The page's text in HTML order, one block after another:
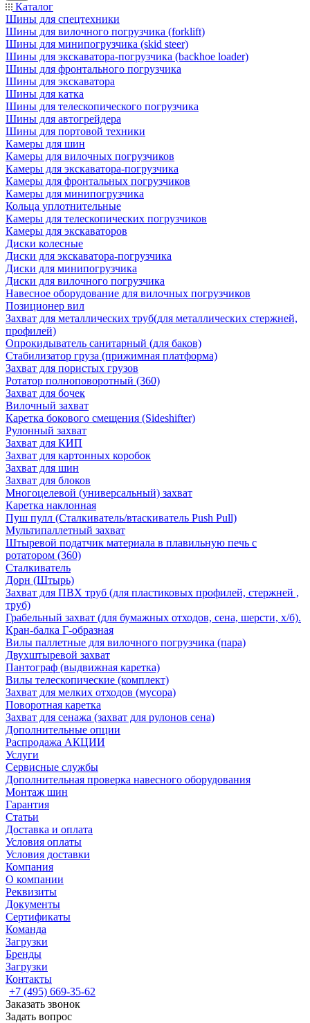
Каталог
Шины для спецтехники
Шины для вилочного погрузчика (forklift)
Шины для минипогрузчика (skid steer)
Шины для экскаватора-погрузчика (backhoe loader)
Шины для фронтального погрузчика
Шины для экскаватора
Шины для катка
Шины для телескопического погрузчика
Шины для автогрейдера
Шины для портовой техники
Камеры для шин
Камеры для вилочных погрузчиков
Камеры для экскаватора-погрузчика
Камеры для фронтальных погрузчиков
Камеры для минипогрузчика
Кольца уплотнительные
Камеры для телескопических погрузчиков
Камеры для экскаваторов
Диски колесные
Диски для экскаватора-погрузчика
Диски для минипогрузчика
Диски для вилочного погрузчика
Навесное оборудование для вилочных погрузчиков
Позиционер вил
Захват для металлических труб(для металлических стержней,
профилей)
Опрокидыватель санитарный (для баков)
Стабилизатор груза (прижимная платформа)
Захват для пористых грузов
Ротатор полноповоротный (360)
Захват для бочек
Вилочный захват
Каретка бокового смещения (Sideshifter)
Рулонный захват
Захват для КИП
Захват для картонных коробок
Захват для шин
Захват для блоков
Многоцелевой (универсальный) захват
Каретка наклонная
Пуш пулл (Сталкиватель/втаскиватель Push Pull)
Мультипаллетный захват
Штыревой податчик материала в плавильную печь с
ротатором (360)
Сталкиватель
Дорн (Штырь)
Захват для ПВХ труб (для пластиковых профилей, стержней ,
труб)
Грабельный захват (для бумажных отходов, сена, шерсти, х/б).
Кран-балка Г-образная
Вилы паллетные для вилочного погрузчика (пара)
Двухштыревой захват
Пантограф (выдвижная каретка)
Вилы телескопические (комплект)
Захват для мелких отходов (мусора)
Поворотная каретка
Захват для сенажа (захват для рулонов сена)
Дополнительные опции
Распродажа АКЦИИ
Услуги
Сервисные службы
Дополнительная проверка навесного оборудования
Монтаж шин
Гарантия
Статьи
Доставка и оплата
Условия оплаты
Условия доставки
Компания
О компании
Реквизиты
Документы
Сертификаты
Команда
Загрузки
Бренды
Загрузки
Контакты
+7 (495) 669-35-62
Заказать звонок
Задать вопрос